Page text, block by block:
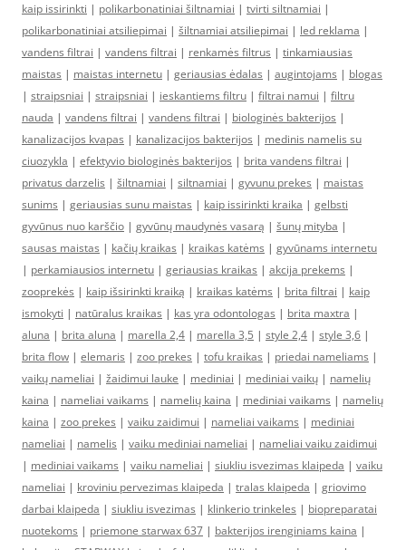
kaip issirinkti | polikarbonatiniai šiltnamiai | tvirti siltnamiai |
polikarbonatiniai atsiliepimai | šiltnamiai atsiliepimai | led reklama |
vandens filtrai | vandens filtrai | renkamės filtrus | tinkamiausias
maistas | maistas internetu | geriausias ėdalas | augintojams | blogas
| straipsniai | straipsniai | ieskantiems filtru | filtrai namui | filtru
nauda | vandens filtrai | vandens filtrai | biologinės bakterijos |
kanalizacijos kvapas | kanalizacijos bakterijos | medinis namelis su
ciuozykla | efektyvio biologinės bakterijos | brita vandens filtrai |
privatus darzelis | šiltnamiai | siltnamiai | gyvunu prekes | maistas
sunims | geriausias sunu maistas | kaip issirinkti kraika | gelbsti
gyvūnus nuo karščio | gyvūnų maudynės vasarą | šunų mityba |
sausas maistas | kačių kraikas | kraikas katėms | gyvūnams internetu
| perkamiausios internetu | geriausias kraikas | akcija prekems |
zooprekės | kaip išsirinkti kraiką | kraikas katėms | brita filtrai | kaip
ismokyti | natūralus kraikas | kas yra odontologas | brita maxtra |
aluna | brita aluna | marella 2,4 | marella 3,5 | style 2,4 | style 3,6 |
brita flow | elemaris | zoo prekes | tofu kraikas | priedai nameliams |
vaikų nameliai | žaidimui lauke | mediniai | mediniai vaikų | namelių
kaina | nameliai vaikams | namelių kaina | mediniai vaikams | namelių
kaina | zoo prekes | vaiku zaidimui | nameliai vaikams | mediniai
nameliai | namelis | vaiku mediniai nameliai | nameliai vaiku zaidimui
| mediniai vaikams | vaiku nameliai | siukliu isvezimas klaipeda | vaiku
nameliai | kroviniu pervezimas klaipeda | tralas klaipeda | griovimo
darbai klaipeda | siukliu isvezimas | klinkerio trinkeles | biopreparatai
nuotekoms | priemone starwax 637 | bakterijos irenginiams kaina |